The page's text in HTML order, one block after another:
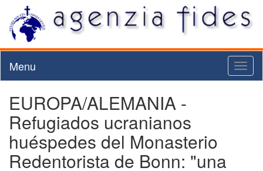
Menu
EUROPA/ALEMANIA -
Refugiados ucranianos
huéspedes del Monasterio
Redentorista de Bonn: "una